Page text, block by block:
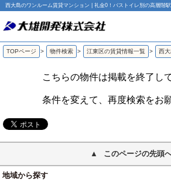
TOPページ > 物件検索 > 江東区の賃貸情報一覧 > 西
こちらの物件は掲載を終了し
条件を変えて、再度検索をお
このページの先頭
地域から探す